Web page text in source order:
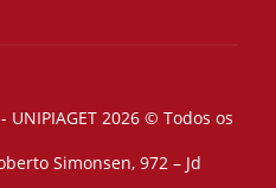
2026 © Todos os
Simonsen, 972 – Jd